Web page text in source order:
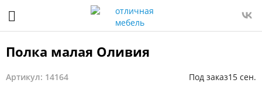
Полка малая Оливия
Артикул: 14164 Под заказ15 сен.